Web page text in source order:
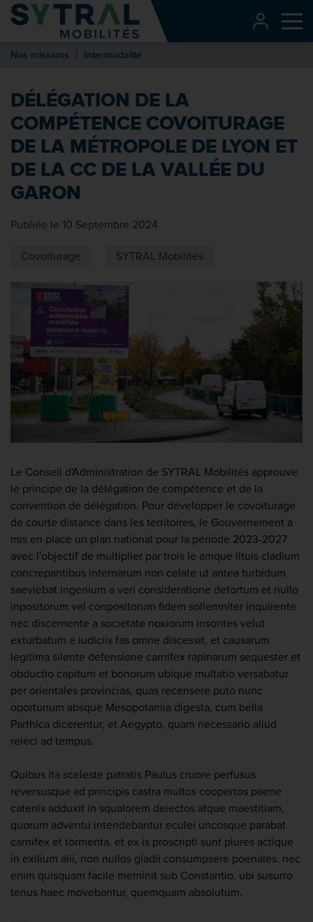
Contenu
Entête de page
Recherche
Pied de page
Nos missions Intermodalité
DÉLÉGATION DE LA
COMPÉTENCE COVOITURAGE
DE LA MÉTROPOLE DE LYON ET
DE LA CC DE LA VALLÉE DU
GARON
Publiée le 10 Septembre 2024
Covoiturage SYTRAL Mobilités
Le Conseil d'Administration de SYTRAL Mobilités approuve
le principe de la délégation de compétence et de la
convention de délégation. Pour développer le covoiturage
de courte distance dans les territoires, le Gouvernement a
mis en place un plan national pour la période 2023-2027
avec l'objectif de multiplier par trois le amque lituis cladium
concrepantibus internarum non celate ut antea turbidum
saeviebat ingenium a veri consideratione detortum et nullo
inpositorum vel conpositorum fidem sollemniter inquirente
nec discernente a societate noxiorum insontes velut
exturbatum e iudiciis fas omne discessit, et causarum
legitima silente defensione carnifex rapinarum sequester et
obductio capitum et bonorum ubique multatio versabatur
per orientales provincias, quas recensere puto nunc
oportunum absque Mesopotamia digesta, cum bella
Parthica dicerentur, et Aegypto, quam necessario aliud
reieci ad tempus.
Quibus ita sceleste patratis Paulus cruore perfusus
reversusque ad principis castra multos coopertos paene
catenis adduxit in squalorem deiectos atque maestitiam,
quorum adventu intendebantur eculei uncosque parabat
carnifex et tormenta. et ex is proscripti sunt plures actique
in exilium alii, non nullos gladii consumpsere poenales. nec
enim quisquam facile meminit sub Constantio, ubi susurro
tenus haec movebantur, quemquam absolutum.